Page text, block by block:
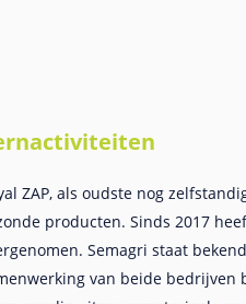
ZAP, als oudste nog
producten. Sinds 2017
Semagri staat
van beide